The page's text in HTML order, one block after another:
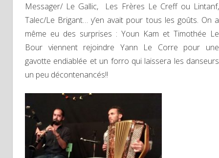
Messager/ Le Gallic, Les Frères Le Creff ou Lintanf,
Talec/Le Brigant… y’en avait pour tous les goûts. On a
même eu des surprises : Youn Kam et Timothée Le
Bour viennent rejoindre Yann Le Corre pour une
gavotte endiablée et un forro qui laissera les danseurs
un peu décontenancés!!